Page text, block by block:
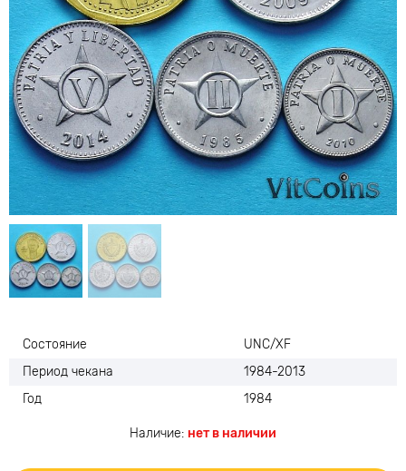
Состояние
UNC/XF
Период чекана
1984-2013
Год
1984
Наличие: нет в наличии